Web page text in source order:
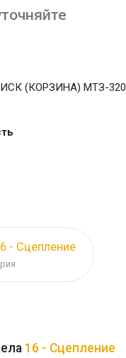
(КОРЗИНА) МТЗ-320
- Сцепление
16 - Сцепление